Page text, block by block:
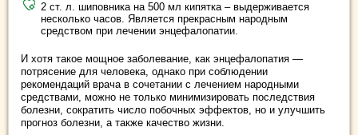
2 ст. л. шиповника на 500 мл кипятка – выдерживается
несколько часов. Является прекрасным народным
средством при лечении энцефалопатии.
И хотя такое мощное заболевание, как энцефалопатия —
потрясение для человека, однако при соблюдении
рекомендаций врача в сочетании с лечением народными
средствами, можно не только минимизировать последствия
болезни, сократить число побочных эффектов, но и улучшить
прогноз болезни, а также качество жизни.